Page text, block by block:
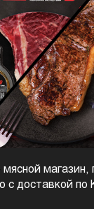
мясной магазин,
с доставкой по